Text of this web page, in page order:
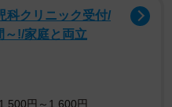
科クリニック受付/
～!/家庭と両立
円～1,600円